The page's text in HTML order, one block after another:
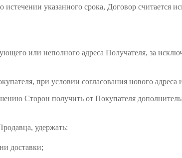
указанного срока, Договор считается
или неполного адреса Получателя, за
при условии согласования нового
Сторон получить от Покупателя
удержать:
доставки;